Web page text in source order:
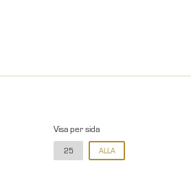
Visa per sida
25 ALLA